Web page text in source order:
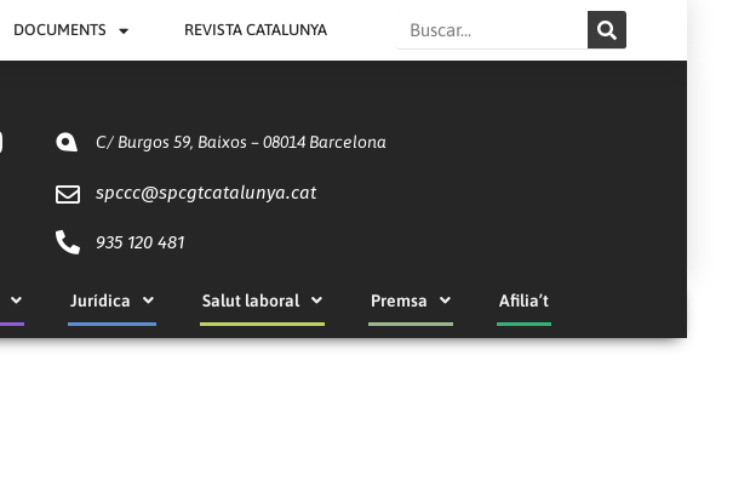
DOCUMENTS REVISTA CATALUNYA Search
C/ Burgos 59, Baixos – 08014 Barcelona
spccc@spcgtcatalunya.cat
935 120 481
Jurídica Salut laboral Premsa Afilia’t